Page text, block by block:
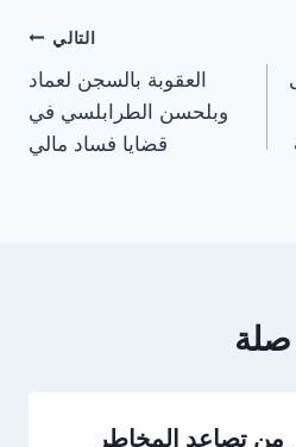
التالي
العقوبة بالسجن لعماد
وبلحسن الطرابلسي في
قضايا فساد مالي
من تصاعد المخاطر